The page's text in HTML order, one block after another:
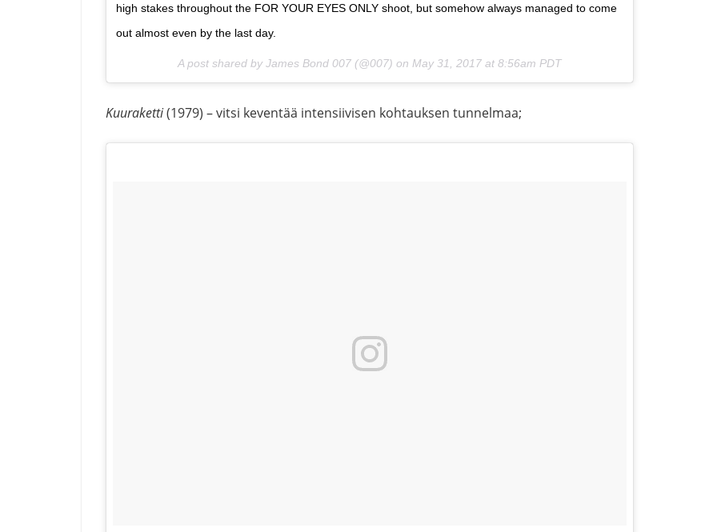
high stakes throughout the FOR YOUR EYES ONLY shoot, but somehow always managed to come
out almost even by the last day.
A post shared by James Bond 007 (@007) on May 31, 2017 at 8:56am PDT
Kuuraketti(1979) – vitsi keventää intensiivisen kohtauksen tunnelmaa;